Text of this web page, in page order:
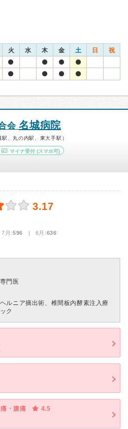
火 水 木 金 土 日 祝
会名城病院
、丸の内駅、東大手駅）
マイナ受付 (スマホ可)
3.17
月:596 | 6月:636
門医
ルニア摘出術、椎間板内酵素注入療
ク
・腹痛
4.5